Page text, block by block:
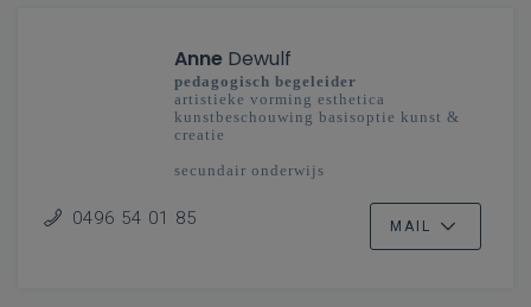
Anne Dewulf
pedagogisch begeleider
artistieke vorming esthetica
kunstbeschouwing basisoptie kunst &
creatie
secundair onderwijs
0496 54 01 85 MAIL